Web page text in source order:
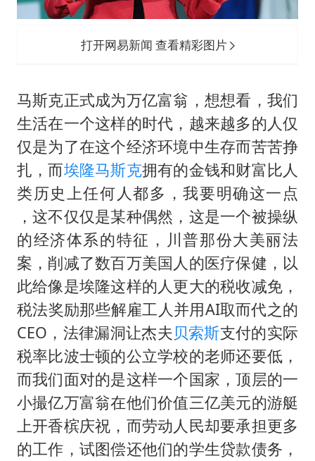
打开网易新闻 查看精彩图片
马斯克正式成为万亿富翁，想想看，我们
生活在一个这样的时代，越来越多的人仅
仅是为了在这个经济环境中生存而苦苦挣
扎，而埃隆马斯克拥有的金钱和财富比人
类历史上任何人都多，我要明确这一点
，这不仅仅是某种偶然，这是一个被操纵
的经济体系的特征，川普那份大美丽法
案，削减了数百万美国人的医疗保健，以
此给像是埃隆这样的人更大的税收减免，
税法奖励那些解雇工人并用AI取而代之的
CEO，法律漏洞让杰夫贝索斯支付的实际
税率比波士顿的公立学校的老师还要低，
而我们面对的是这样一个国家，顶层的一
小撮亿万富翁在他们价值三亿美元的游艇
上开香槟庆祝，而劳动人民却要承担更多
的工作，试图偿还他们的学生贷款债务，